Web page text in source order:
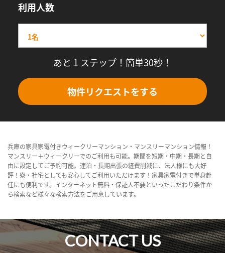
利用人数
あと１ステップ！簡単30秒！
物件リクエストをする
兵庫の家具家電付きウィークリーマンション・マンスリーマンション情報！
マンスリー＋ウィークリーでのご利用も可能。期間を短期・中期・長期と自
由に設定してご予約可能。連泊・長期出張の経費削減に、法人様にも大好
評！寮・社宅としても安心してご利用いただけます！家具家電付きで単身赴
任にも便利です。インターネット無料・保証人不要といったこだわり条件か
ら検索など様々な検索方法をご用意しています。
CONTACT US